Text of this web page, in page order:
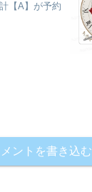
【A】が予約
ントを書き込む